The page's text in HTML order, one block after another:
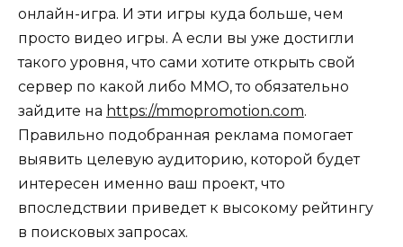
онлайн-игра. И эти игры куда больше, чем
просто видео игры. А если вы уже достигли
такого уровня, что сами хотите открыть свой
сервер по какой либо ММО, то обязательно
зайдите на https://mmopromotion.com.
Правильно подобранная реклама помогает
выявить целевую аудиторию, которой будет
интересен именно ваш проект, что
впоследствии приведет к высокому рейтингу
в поисковых запросах.